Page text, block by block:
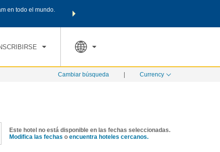
en todo el mundo.
Agrupa tu hotel, vuelos y mucho más con los Paquetes de
TARIFAS ESPECIALES
Cambiar búsqueda Currency
Este hotel no está disponible en las fechas seleccionadas.
Modifica las fechas o encuentra hoteles cercanos.